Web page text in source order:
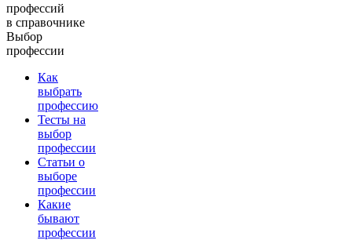
профессий
в справочнике
Выбор
профессии
Как
выбрать
профессию
Тесты на
выбор
профессии
Статьи о
выборе
профессии
Какие
бывают
профессии